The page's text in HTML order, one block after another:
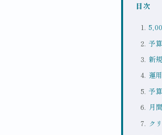
目次
予
新
運
予
月
ク